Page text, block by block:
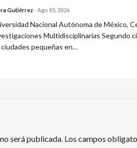
Gutiérrez -Ago 05, 2026
Nacional Autónoma de México,
Multidisciplinarias Segundo
ciudades pequeñas en…
será publicada. Los campos